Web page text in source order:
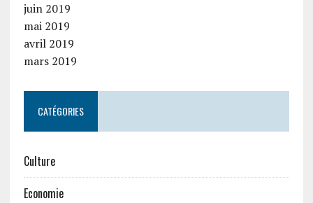
juin 2019
mai 2019
avril 2019
mars 2019
CATÉGORIES
Culture
Economie